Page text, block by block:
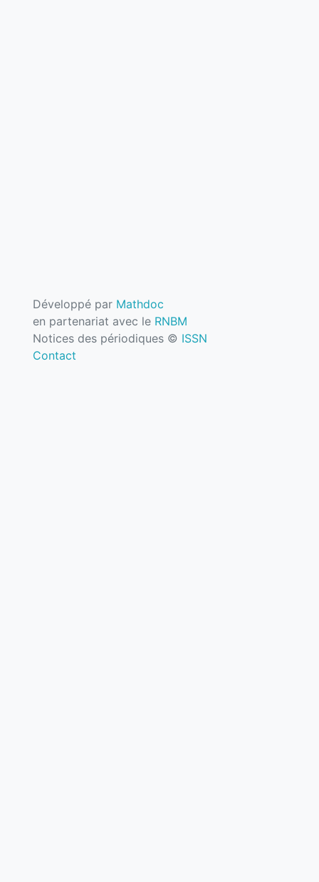
Développé par Mathdoc
en partenariat avec le RNBM
Notices des périodiques © ISSN
Contact